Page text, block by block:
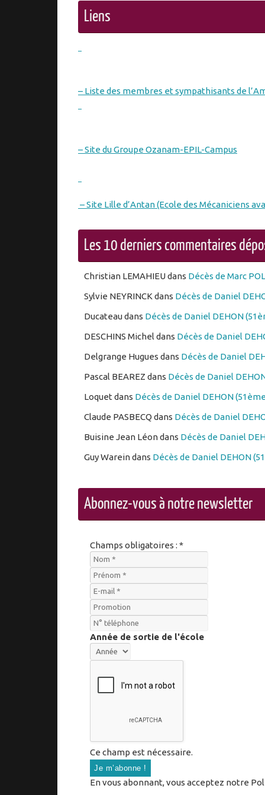
Liens
– Liste des membres et sympathisants de
– Site du Groupe Ozanam-EPIL-Campus
– Site Lille d’Antan (Ecole des Mécaniciens
Les 10 derniers commentaires
Christian LEMAHIEUdans Décès de Marc
Sylvie NEYRINCK dans Décès de Daniel
Ducateaudans Décès de Daniel DEHON
DESCHINS Michel dans Décès de Daniel
Delgrange Hugues dans Décès de Daniel
Pascal BEAREZ dans Décès de Daniel
Loquet dans Décès de Daniel DEHON
Claude PASBECQ dans Décès de Daniel
Buisine Jean Léondans Décès de Daniel
Guy Wareindans Décès de Daniel DEHON
Abonnez-vous à notre newsletter
Champs obligatoires : *
Année de sortie de l'école
Ce champ est nécessaire.
En vous abonnant, vous acceptez notre